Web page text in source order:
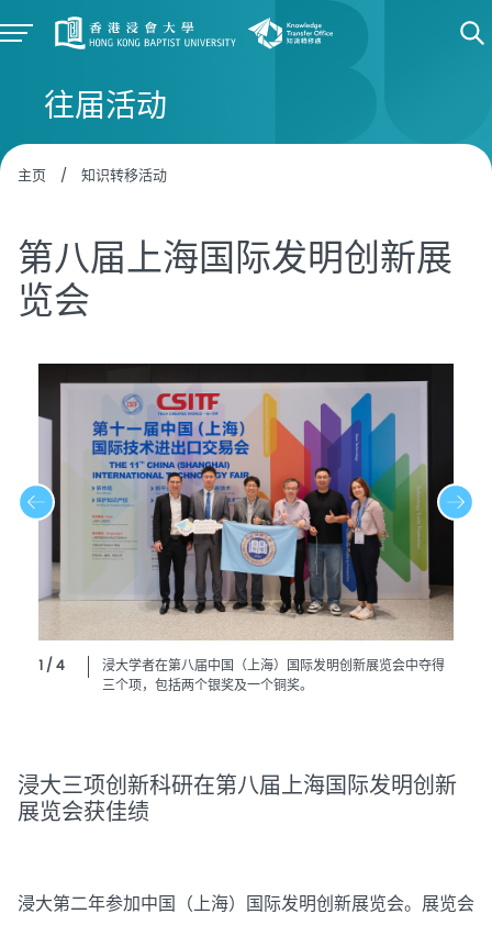
往届活动
主页 / 知识转移活动
第八届上海国际发明创新展
览会
1 / 4
浸大学者在第八届中国（上海）国际发明创新展览会中夺得
三个项，包括两个银奖及一个铜奖。
浸大三项创新科研在第八届上海国际发明创新
展览会获佳绩
浸大第二年参加中国（上海）国际发明创新展览会。展览会